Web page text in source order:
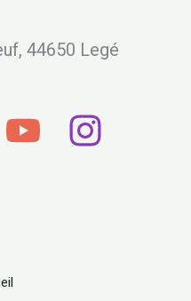
44650 Legé